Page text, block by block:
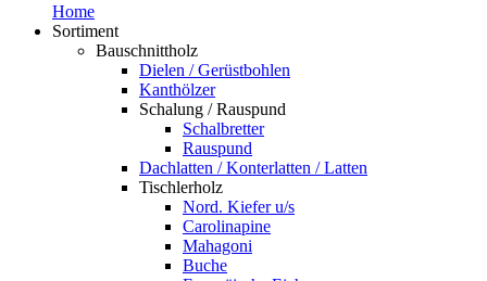
Home
Sortiment
Bauschnittholz
Dielen / Gerüstbohlen
Kanthölzer
Schalung / Rauspund
Schalbretter
Rauspund
Dachlatten / Konterlatten / Latten
Tischlerholz
Nord. Kiefer u/s
Carolinapine
Mahagoni
Buche